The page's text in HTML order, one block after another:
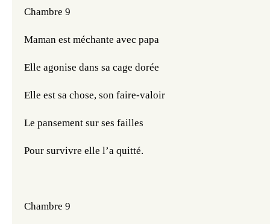
Chambre 9
Maman est méchante avec papa
Elle agonise dans sa cage dorée
Elle est sa chose, son faire-valoir
Le pansement sur ses failles
Pour survivre elle l’a quitté.
Chambre 9